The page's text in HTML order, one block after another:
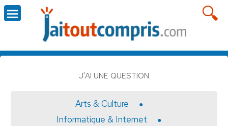
J'AI UNE QUESTION
Arts & Culture
Informatique & Internet